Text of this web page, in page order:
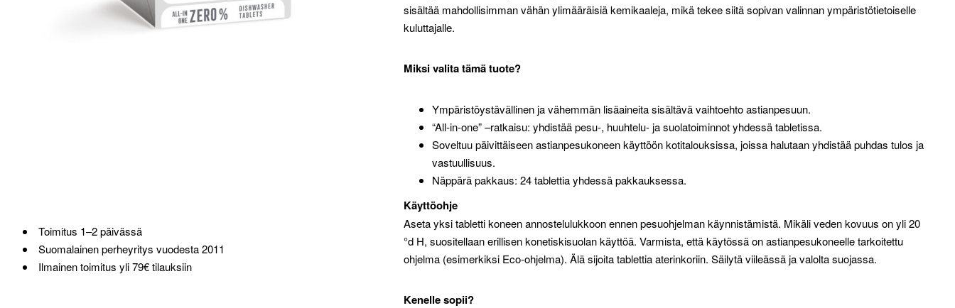
Toimitus 1–2 päivässä
Suomalainen perheyritys vuodesta 2011
Ilmainen toimitus yli 79€ tilauksiin
sisältää mahdollisimman vähän ylimääräisiä kemikaaleja, mikä tekee siitä sopivan valinnan ympäristötietoiselle
kuluttajalle.
Miksi valita tämä tuote?
Ympäristöystävällinen ja vähemmän lisäaineita sisältävä vaihtoehto astianpesuun.
“All-in-one” –ratkaisu: yhdistää pesu-, huuhtelu- ja suolatoiminnot yhdessä tabletissa.
Soveltuu päivittäiseen astianpesukoneen käyttöön kotitalouksissa, joissa halutaan yhdistää puhdas tulos ja
vastuullisuus.
Näppärä pakkaus: 24 tablettia yhdessä pakkauksessa.
Käyttöohje
Aseta yksi tabletti koneen annostelulukkoon ennen pesuohjelman käynnistämistä. Mikäli veden kovuus on yli 20
°d H, suositellaan erillisen konetiskisuolan käyttöä. Varmista, että käytössä on astianpesukoneelle tarkoitettu
ohjelma (esimerkiksi Eco-ohjelma). Älä sijoita tablettia aterinkoriin. Säilytä viileässä ja valolta suojassa.
Kenelle sopii?